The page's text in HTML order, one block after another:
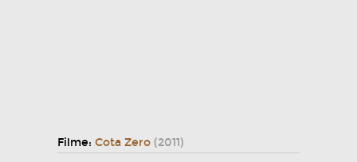
Filme: Cota Zero (2011)